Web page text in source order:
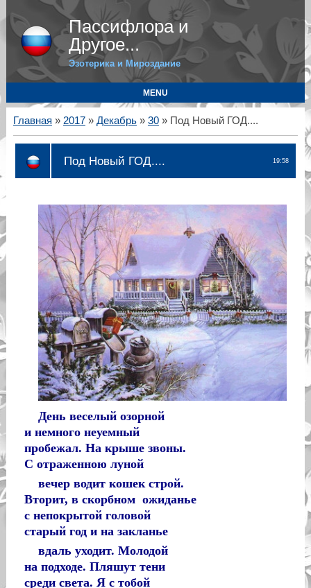
Пассифлора и
Другое...
Эзотерика и Мироздание
MENU
Главная » 2017 » Декабрь » 30» Под Новый ГОД....
19:58
Под Новый ГОД....
День веселый озорной
и немного неуемный
пробежал. На крыше звоны.
С отраженною луной
вечер водит кошек строй.
Вторит, в скорбном ожиданье
с непокрытой головой
старый год и на закланье
вдаль уходит. Молодой
на подходе. Пляшут тени
среди света. Я с тобой